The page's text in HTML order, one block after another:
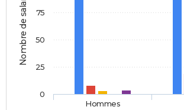
Nombre de salariés
Hommes
0
25
50
75